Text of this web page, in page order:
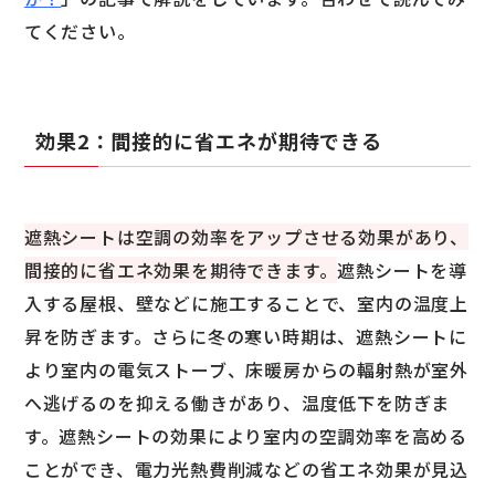
てください。
効果2：間接的に省エネが期待できる
遮熱シートは空調の効率をアップさせる効果があり、
間接的に省エネ効果を期待できます。遮熱シートを導
入する屋根、壁などに施工することで、室内の温度上
昇を防ぎます。さらに冬の寒い時期は、遮熱シートに
より室内の電気ストーブ、床暖房からの輻射熱が室外
へ逃げるのを抑える働きがあり、温度低下を防ぎま
す。遮熱シートの効果により室内の空調効率を高める
ことができ、電力光熱費削減などの省エネ効果が見込